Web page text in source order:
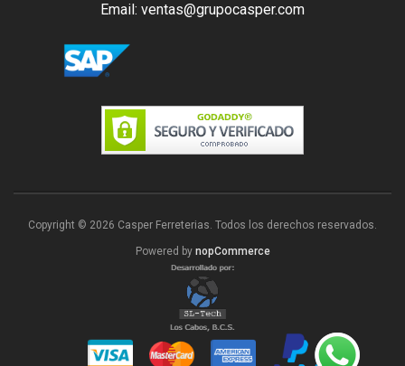
Email: ventas@grupocasper.com
Copyright © 2026 Casper Ferreterias. Todos los derechos reservados.
Powered by nopCommerce